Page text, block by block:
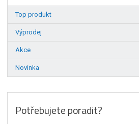
Top produkt
Výprodej
Akce
Novinka
Potřebujete poradit?